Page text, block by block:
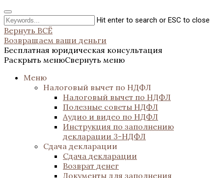
Hit enter to search or ESC to close
Вернуть ВСЁ
Возвращаем ваши деньги
Бесплатная юридическая консультация
Раскрыть менюСвернуть меню
Меню
Налоговый вычет по НДФЛ
Налоговый вычет по НДФЛ
Полезные советы НДФЛ
Аудио и видео по НДФЛ
Инструкция по заполнению
декларации 3-НДФЛ
Сдача декларации
Сдача декларации
Возврат денег
Документы для заполнения